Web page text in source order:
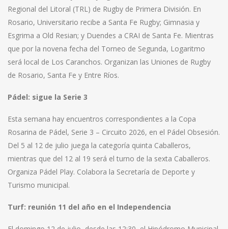
Regional del Litoral (TRL) de Rugby de Primera División. En
Rosario, Universitario recibe a Santa Fe Rugby; Gimnasia y
Esgrima a Old Resian; y Duendes a CRAI de Santa Fe. Mientras
que por la novena fecha del Torneo de Segunda, Logaritmo
será local de Los Caranchos. Organizan las Uniones de Rugby
de Rosario, Santa Fe y Entre Ríos.
Pádel: sigue la Serie 3
Esta semana hay encuentros correspondientes a la Copa
Rosarina de Pádel, Serie 3 – Circuito 2026, en el Pádel Obsesión.
Del 5 al 12 de julio juega la categoría quinta Caballeros,
mientras que del 12 al 19 será el turno de la sexta Caballeros.
Organiza Pádel Play. Colabora la Secretaría de Deporte y
Turismo municipal.
Turf: reunión 11 del año en el Independencia